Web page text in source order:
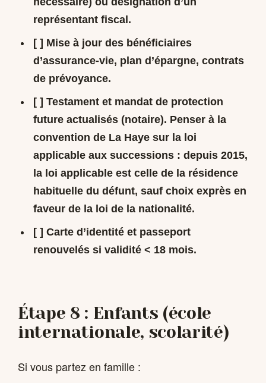
représentant fiscal.
[ ] Mise à jour des bénéficiaires
d’assurance-vie, plan d’épargne, contrats
de prévoyance.
[ ] Testament et mandat de protection
future actualisés (notaire). Penser à la
convention de La Haye sur la loi
applicable aux successions: depuis 2015,
la loi applicable est celle de la résidence
habituelle du défunt, sauf choix exprès en
faveur de la loi de la nationalité.
[ ] Carte d’identité et passeport
renouvelés si validité < 18 mois.
Étape 8 : Enfants (école
internationale, scolarité)
Si vous partez en famille :